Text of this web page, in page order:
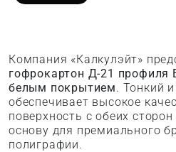
Компания «Калкулэйт»
гофрокартон Д-21 профиля
белым покрытием. Тонкий
обеспечивает высокое
поверхность с обеих
основу для премиального
полиграфии.